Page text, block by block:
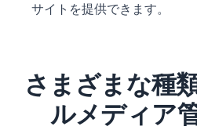
サイトを提供できます。
さまざまな種
ルメディア